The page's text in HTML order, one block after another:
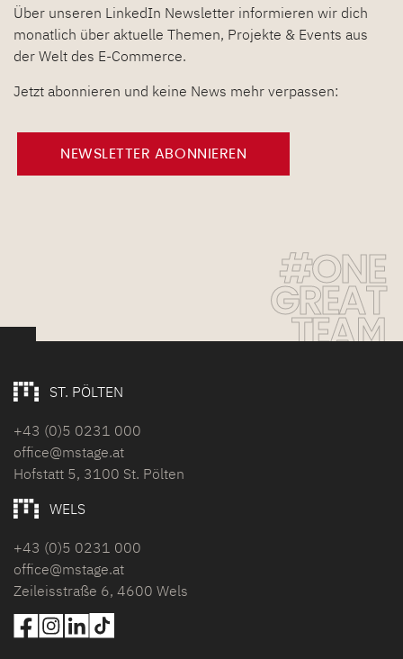
Über unseren LinkedIn Newsletter informieren wir dich
monatlich über aktuelle Themen, Projekte & Events aus
der Welt des E-Commerce.
Jetzt abonnieren und keine News mehr verpassen:
NEWSLETTER ABONNIEREN
#ONE
GREAT
TEAM
ST. PÖLTEN
+43 (0)5 0231 000
office@mstage.at
Hofstatt 5, 3100 St. Pölten
WELS
+43 (0)5 0231 000
office@mstage.at
Zeileisstraße 6, 4600 Wels